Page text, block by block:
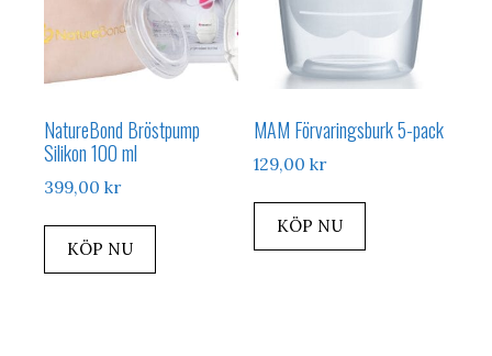
NatureBond Bröstpump
Silikon 100 ml
399,00 kr
KÖP NU
MAM Förvaringsburk 5-pack
129,00kr
KÖP NU